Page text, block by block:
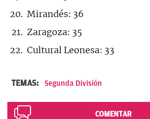
Mirandés: 36
Zaragoza: 35
Cultural Leonesa: 33
TEMAS: Segunda División
COMENTAR